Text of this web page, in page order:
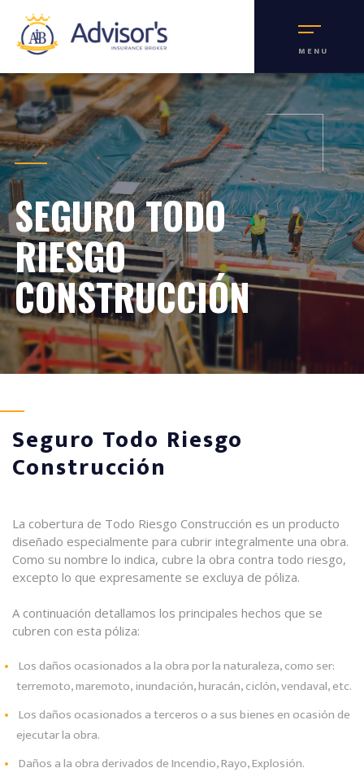
MENU
SEGURO TODO
RIESGO
CONSTRUCCIÓN
Seguro Todo Riesgo
Construcción
La cobertura de Todo Riesgo Construcción es un producto
diseñado especialmente para cubrir integralmente una obra.
Como su nombre lo indica, cubre la obra contra todo riesgo,
excepto lo que expresamente se excluya de póliza.
A continuación detallamos los principales hechos que se
cubren con esta póliza:
Los daños ocasionados a la obra por la naturaleza, como ser:
terremoto, maremoto, inundación, huracán, ciclón, vendaval, etc.
Los daños ocasionados a terceros o a sus bienes en ocasión de
ejecutar la obra.
Daños a la obra derivados de Incendio, Rayo, Explosión.